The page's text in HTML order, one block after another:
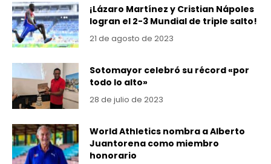
¡Lázaro Martínez y Cristian Nápoles
logran el 2-3 Mundial de triple salto!
21 de agosto de 2023
Sotomayor celebró su récord «por
todo lo alto»
28 de julio de 2023
World Athletics nombra a Alberto
Juantorena como miembro
honorario